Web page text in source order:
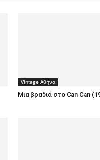
Vintage Αθήνα
Μια βραδιά στο Can Can